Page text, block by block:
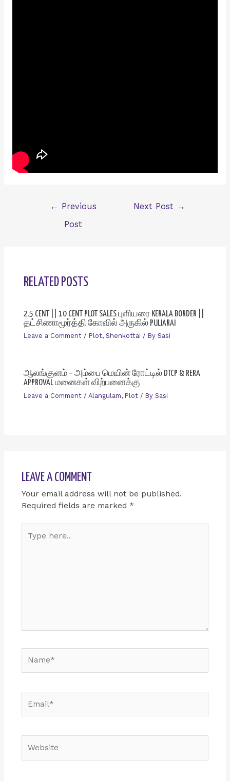
←
Previous
Post
Next Post →
RELATED POSTS
2.5 CENT || 10 CENT PLOT SALES புளியரை KERALA BORDER ||
தட்சிணாமூர்த்தி கோவில் அருகில் PULIARAI
Leave a Comment / Plot, Shenkottai / By Sasi
ஆலங்குளம் – அம்பை மெயின் ரோட்டில் DTCP & RERA
APPROVAL மனைகள் விற்பனைக்கு
Leave a Comment / Alangulam, Plot/ By Sasi
LEAVE A COMMENT
Your email address will not be published.
Required fields are marked *
here..